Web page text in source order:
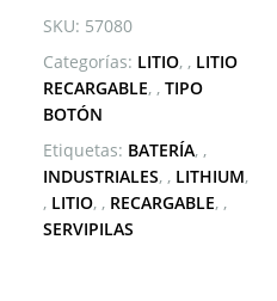
SKU: 57080
Categorías: LITIO , LITIO
RECARGABLE , TIPO
BOTÓN
Etiquetas: BATERÍA ,
INDUSTRIALES , LITHIUM
, LITIO , RECARGABLE ,
SERVIPILAS